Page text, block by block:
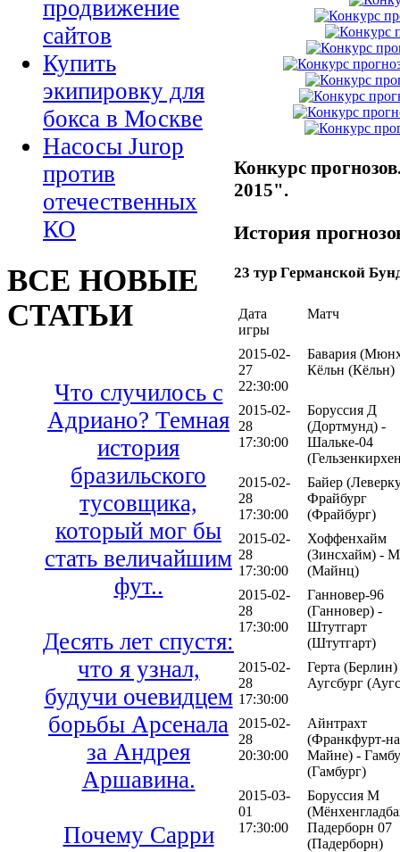
продвижение
сайтов
Купить
экипировку для
бокса в Москве
Насосы Jurop
против
отечественных
КО
ВСЕ НОВЫЕ
СТАТЬИ
Что случилось с
Адриано? Темная
история
бразильского
тусовщика,
который мог бы
стать величайшим
фут..
Десять лет спустя:
что я узнал,
будучи очевидцем
борьбы Арсенала
за Андрея
Аршавина.
Почему Сарри
Конкурс
2015".
История
23 тур Германской
Дата
игры
Матч
2015-02-
27
22:30:00
Бавария
Кёльн (Кёльн)
2015-02-
28
17:30:00
Боруссия Д
(Дортмунд) -
Шальке-04
2015-02-
28
17:30:00
Байер
Фрайбург
(Фрайбург)
2015-02-
28
17:30:00
Хоффенхайм
(Зинсхайм) -
(Майнц)
2015-02-
28
17:30:00
Ганновер-96
(Ганновер) -
Штутгарт
(Штутгарт)
2015-02-
28
17:30:00
Герта (Берлин)
Аугсбург
2015-02-
28
20:30:00
Айнтрахт
(Франкфурт-
Майне) -
(Гамбург)
2015-03-
01
17:30:00
Боруссия М
Падерборн 07
(Падерборн)